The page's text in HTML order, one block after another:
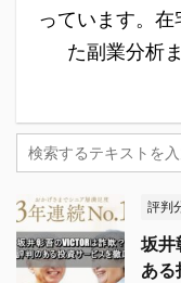
っています。
た副業分析
評判
坂井
ある